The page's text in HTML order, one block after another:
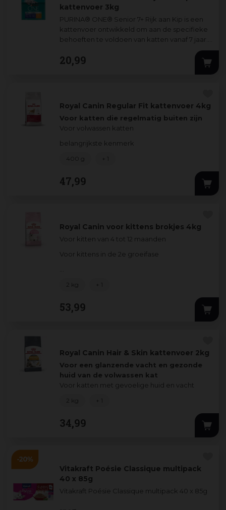
kattenvoer 3kg
PURINA® ONE® Senior 7+ Rijk aan Kip is een
kattenvoer ontwikkeld om aan de specifieke
behoeften te voldoen van katten vanaf 7 jaar.
20,99
Royal Canin Regular Fit kattenvoer 4kg
Voor katten die regelmatig buiten zijn
Voor volwassen katten
belangrijkste kenmerk
47,99
400 g + 1
Royal Canin voor kittens brokjes 4kg
Voor kitten van 4 tot 12 maanden
Voor kittens in de 2e groeifase
53,99
2 kg + 1
Royal Canin Hair & Skin kattenvoer 2kg
Voor een glanzende vacht en gezonde
huid van de volwassen kat
Voor katten met gevoelige huid en vacht
belangrijkste kenmerk
34,99
2 kg + 1
Vitakraft Poésie Classique multipack
40 x 85g
Vitakraft Poésie Classique multipack 40 x 85g